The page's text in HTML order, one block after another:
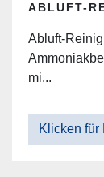
ABLUFT-
Abluft-
mi...
Klicken für